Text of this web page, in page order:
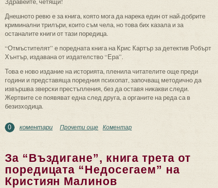
Днешното ревю е за книга, която мога да нарека един от най-добрите
криминални трилъри, които съм чела, но това бих казала и за
останалите книги от тази поредица.
“Отмъстителят” е поредната книга на Крис Картър за детектив Робърт
Хънтър, издавана от издателство “Ера”.
Това е ново издание на историята, пленила читателите още преди
години и представяща поредния психопат, започващ методично да
извършва зверски престъпления, без да оставя никакви следи.
Жертвите се появяват една след друга, а органите на реда са в
безизходица.
0 коментари Прочети още about За “Отмъстителят” на Крис
Коментар
За “Въздигане”, книга трета от
поредицата “Недосегаем” на
Кристиян Малинов